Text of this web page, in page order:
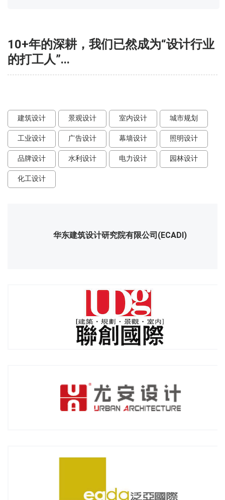
10+年的深耕，我们已然成为“设计行业
的打工人”...
建筑设计 景观设计 室内设计 城市规划
工业设计 广告设计 幕墙设计 照明设计
品牌设计 水利设计 电力设计 园林设计
化工设计
华东建筑设计研究院有限公司(ECADI)
上海尤安建筑设计股份有限公司(UA)
EADG泛亚国际（上海）景观设计有限公司
DDON笛东规划设计(北京)股份有限公司